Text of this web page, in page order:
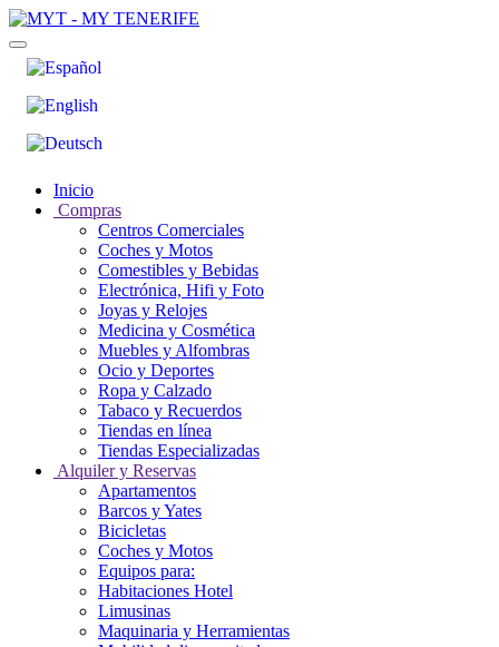
Inicio
Compras
Centros Comerciales
Coches y Motos
Comestibles y Bebidas
Electrónica, Hifi y Foto
Joyas y Relojes
Medicina y Cosmética
Muebles y Alfombras
Ocio y Deportes
Ropa y Calzado
Tabaco y Recuerdos
Tiendas en línea
Tiendas Especializadas
Alquiler y Reservas
Apartamentos
Barcos y Yates
Bicicletas
Coches y Motos
Equipos para:
Habitaciones Hotel
Limusinas
Maquinaria y Herramientas